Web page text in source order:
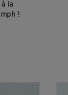
la
!